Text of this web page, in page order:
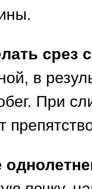
срез
в
При